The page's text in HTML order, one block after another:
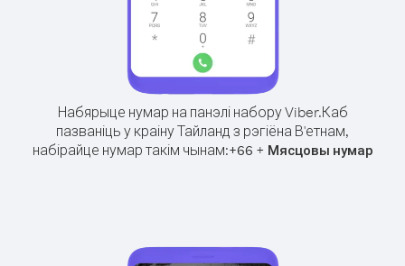
Набярыце нумар на панэлі набору Viber.Каб
пазваніць у краіну Тайланд з рэгіёна В'етнам,
набірайце нумар такім чынам:+66 + Мясцовы нумар